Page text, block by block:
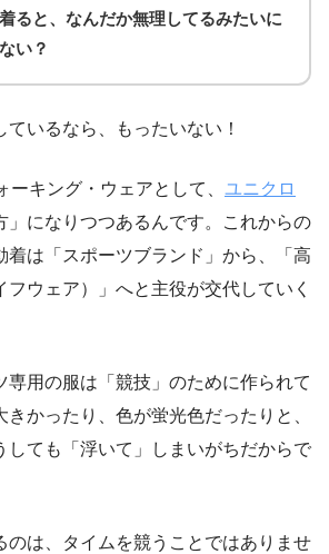
ると、なんだか無理してるみたいに
い？
いるなら、もったいない！
ーキング・ウェアとして、 ユニクロ
」になりつつあるんです。これからの
着は「スポーツブランド」から、「高
ウェア）」へと主役が交代していく
専用の服は「競技」のために作られて
かったり、色が蛍光色だったりと、
しても「浮いて」しまいがちだからで
のは、タイムを競うことではありませ